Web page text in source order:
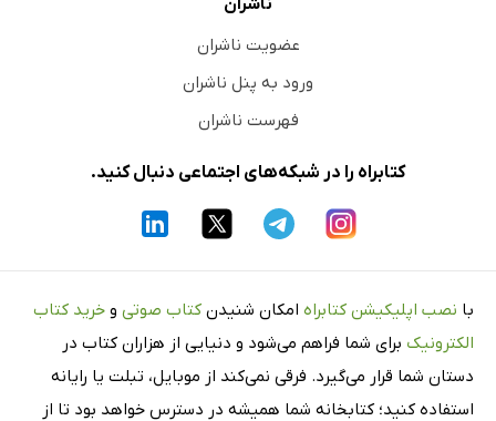
ناشران
عضویت ناشران
ورود به پنل ناشران
فهرست ناشران
کتابراه را در شبکه‌های اجتماعی دنبال کنید.
با نصب اپلیکیشن کتابراه امکان شنیدن کتاب صوتی و خرید کتاب
الکترونیک برای شما فراهم می‌شود و دنیایی از هزاران کتاب در
دستان شما قرار می‌گیرد. فرقی نمی‌کند از موبایل، تبلت یا رایانه
استفاده کنید؛ کتابخانه شما همیشه در دسترس خواهد بود تا از